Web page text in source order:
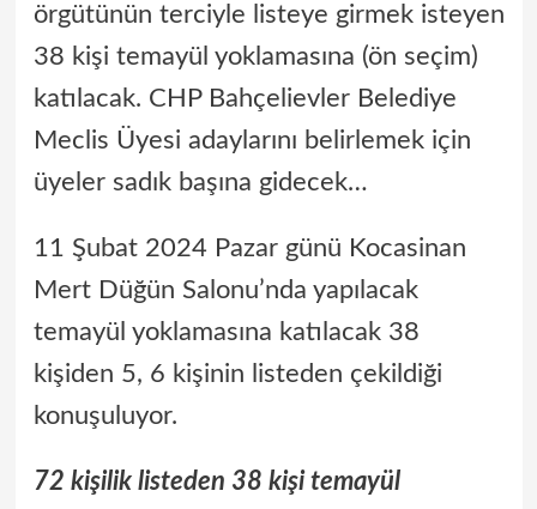
örgütünün terciyle listeye girmek isteyen
38 kişi temayül yoklamasına (ön seçim)
katılacak. CHP Bahçelievler Belediye
Meclis Üyesi adaylarını belirlemek için
üyeler sadık başına gidecek…
11 Şubat 2024 Pazar günü Kocasinan
Mert Düğün Salonu’nda yapılacak
temayül yoklamasına katılacak 38
kişiden 5, 6 kişinin listeden çekildiği
konuşuluyor.
72 kişilik listeden 38 kişi temayül